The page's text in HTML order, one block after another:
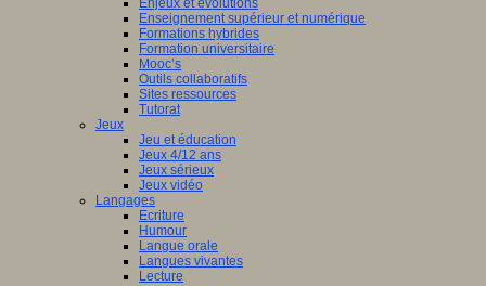
Enjeux et évolutions
Enseignement supérieur et numérique
Formations hybrides
Formation universitaire
Mooc’s
Outils collaboratifs
Sites ressources
Tutorat
Jeux
Jeu et éducation
Jeux 4/12 ans
Jeux sérieux
Jeux vidéo
Langages
Ecriture
Humour
Langue orale
Langues vivantes
Lecture